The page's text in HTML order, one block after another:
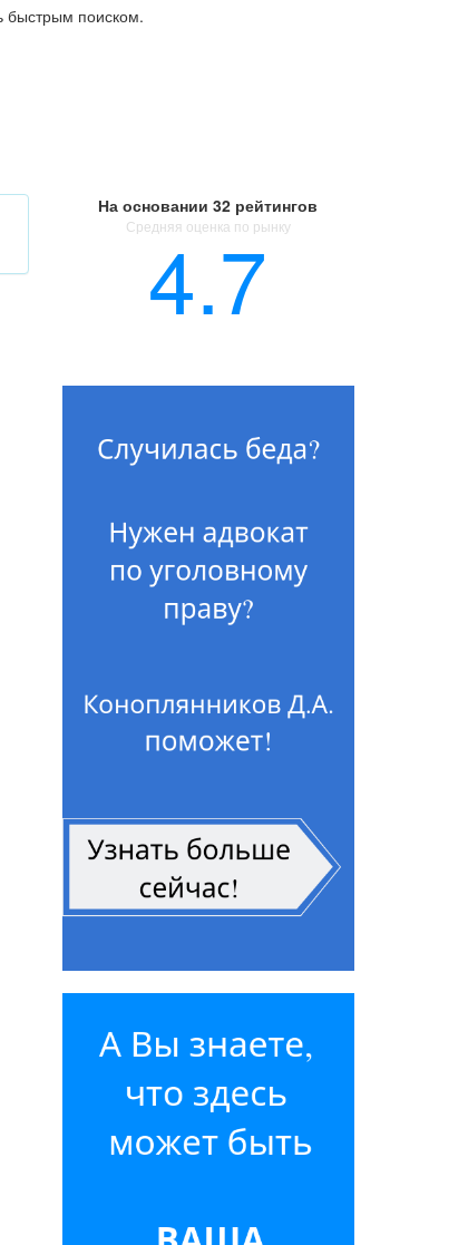
быстрым поиском.
На основании32 рейтингов
Средняя оценка по рынку
4.7